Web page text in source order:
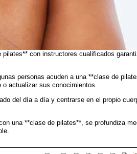
con instructores cualificados
personas acuden a una **clase de
actualizar sus conocimientos.
del día a día y centrarse en el propio
una **clase de pilates**, se profundiza